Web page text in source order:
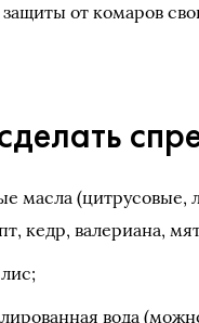
защиты от комаров
масла (цитрусовые,
кедр, валериана,
вода